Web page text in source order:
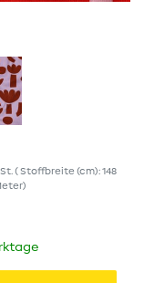
( Stoffbreite (cm): 148
)